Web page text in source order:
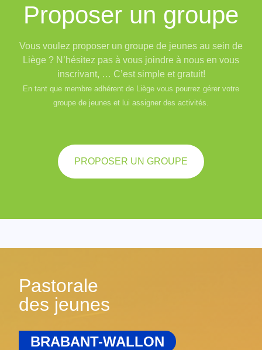
Proposer un groupe
Vous voulez proposer un groupe de jeunes au sein de
Liège ? N’hésitez pas à vous joindre à nous en vous
inscrivant, … C’est simple et gratuit!
En tant que membre adhérent de Liège vous pourrez gérer votre
groupe de jeunes et lui assigner des activités.
PROPOSER UN GROUPE
Pastorale
des jeunes
BRABANT-WALLON